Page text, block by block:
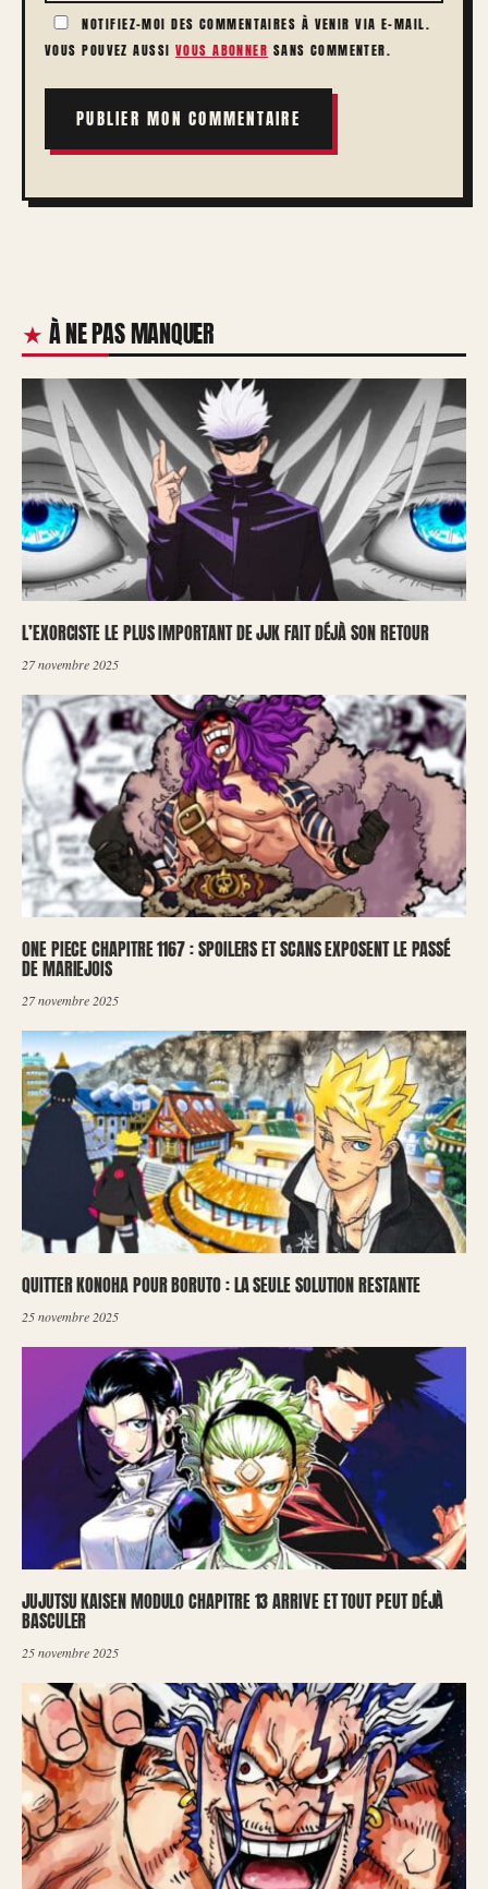
NOTIFIEZ-MOI DES COMMENTAIRES À VENIR VIA E-MAIL.
VOUS POUVEZ AUSSI VOUS ABONNER SANS COMMENTER.
À NE PAS MANQUER
L’EXORCISTE LE PLUS IMPORTANT DE JJK FAIT DÉJÀ SON RETOUR
27 novembre 2025
ONE PIECE CHAPITRE 1167 : SPOILERS ET SCANS EXPOSENT LE PASSÉ
DE MARIEJOIS
27 novembre 2025
QUITTER KONOHA POUR BORUTO : LA SEULE SOLUTION RESTANTE
25 novembre 2025
JUJUTSU KAISEN MODULO CHAPITRE 13 ARRIVE ET TOUT PEUT DÉJÀ
BASCULER
25 novembre 2025